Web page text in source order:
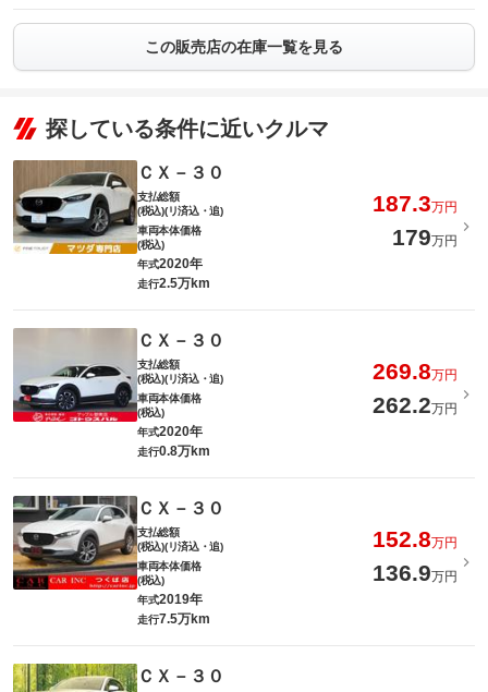
この販売店の在庫一覧を見る
探している条件に近いクルマ
ＣＸ－３０
支払総額
(税込)(リ済込・追)
187.3万円
車両本体価格
(税込)
179万円
年式2020年
走行2.5万km
ＣＸ－３０
支払総額
(税込)(リ済込・追)
269.8万円
車両本体価格
(税込)
262.2万円
年式2020年
走行0.8万km
ＣＸ－３０
支払総額
(税込)(リ済込・追)
152.8万円
車両本体価格
(税込)
136.9万円
年式2019年
走行7.5万km
ＣＸ－３０